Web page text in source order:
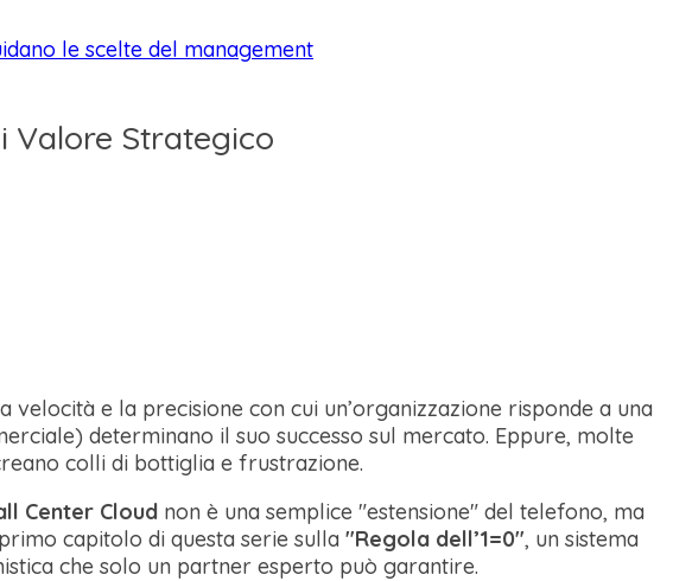
le scelte del management
Valore Strategico
velocità e la precisione con cui un’organizzazione risponde a una
determinano il suo successo sul mercato. Eppure, molte
colli di bottiglia e frustrazione.
Center Cloud non è una semplice "estensione" del telefono, ma
capitolo di questa serie sulla "Regola dell’1=0", un sistema
che solo un partner esperto può garantire.